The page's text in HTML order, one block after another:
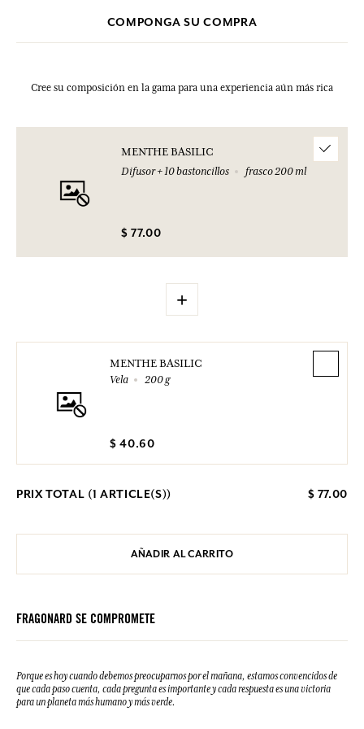
COMPONGA SU COMPRA
Cree su composición en la gama para una experiencia aún más rica
MENTHE BASILIC
Difusor + 10 bastoncillos
frasco 200 ml
$ 77.00
+
MENTHE BASILIC
Vela
200 g
$ 40.60
PRIX TOTAL (1 ARTICLE(S)) $ 77.00
AÑADIR AL CARRITO
FRAGONARD SE COMPROMETE
Porque es hoy cuando debemos preocuparnos por el mañana, estamos convencidos de
que cada paso cuenta, cada pregunta es importante y cada respuesta es una victoria
para un planeta más humano y más verde.